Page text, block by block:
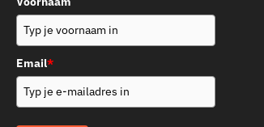
Email*